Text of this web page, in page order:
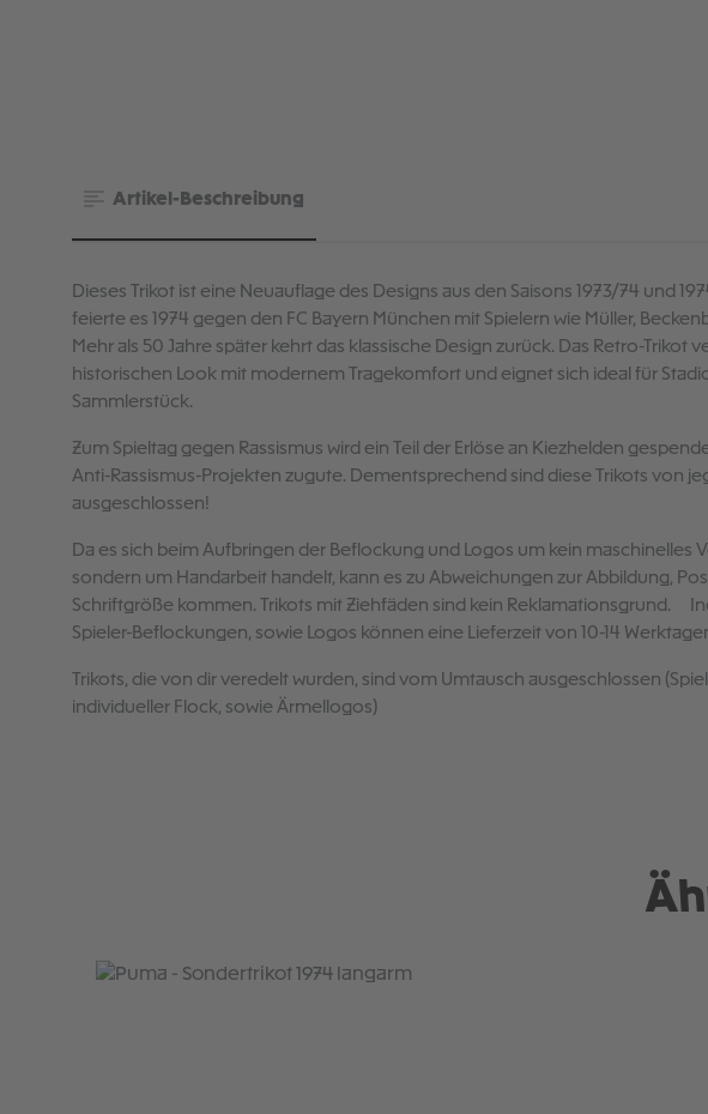
Artikel-Beschreibung
Dieses Trikot ist eine Neuauflage des Designs aus den Saisons 1973/74 und
feierte es 1974 gegen den FC Bayern München mit Spielern wie Müller,
Mehr als 50 Jahre später kehrt das klassische Design zurück. Das Retro-Trikot
historischen Look mit modernem Tragekomfort und eignet sich ideal für
Sammlerstück.
Zum Spieltag gegen Rassismus wird ein Teil der Erlöse an Kiezhelden
Anti-Rassismus-Projekten zugute. Dementsprechend sind diese Trikots von
ausgeschlossen!
Da es sich beim Aufbringen der Beflockung und Logos um kein maschinelles
sondern um Handarbeit handelt, kann es zu Abweichungen zur Abbildung,
Schriftgröße kommen. Trikots mit Ziehfäden sind kein Reklamationsgrund.
Spieler-Beflockungen, sowie Logos können eine Lieferzeit von 10-14
Trikots, die von dir veredelt wurden, sind vom Umtausch ausgeschlossen
individueller Flock, sowie Ärmellogos)
Produktgalerie überspringen